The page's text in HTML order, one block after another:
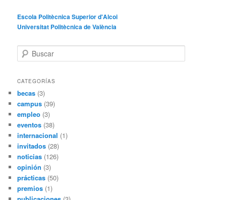
Escola Politècnica Superior d'Alcoi
Universitat Politècnica de València
u
c
r
CATEGORÍAS
becas (3)
campus (39)
empleo (3)
eventos (38)
internacional (1)
invitados (28)
noticias (126)
opinión (3)
prácticas (50)
premios (1)